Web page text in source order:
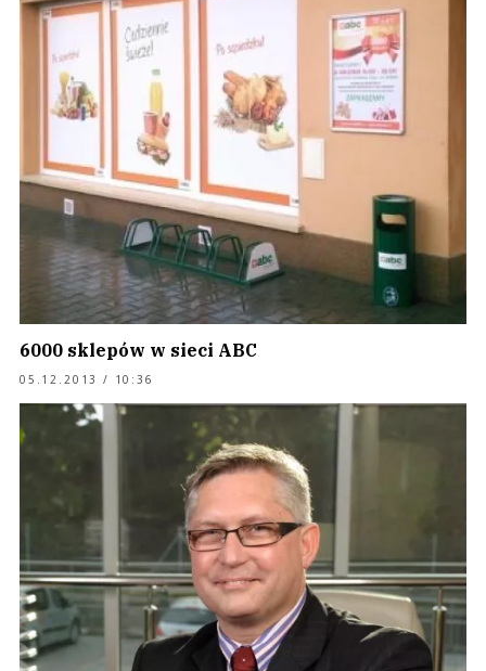
6000 sklepów w sieci ABC
05.12.2013 / 10:36